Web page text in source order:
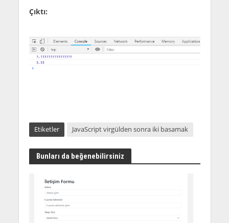
Çıktı:
Etiketler JavaScript virgülden sonra iki basamak
Bunları da beğenebilirsiniz